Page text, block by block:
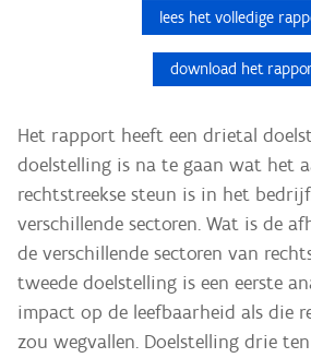
lees het volledige
download het
Het rapport heeft een drietal
doelstelling is na te gaan wat het
rechtstreekse steun is in het
verschillende sectoren. Wat is de
de verschillende sectoren van
tweede doelstelling is een eerste
impact op de leefbaarheid als die
zou wegvallen. Doelstelling drie